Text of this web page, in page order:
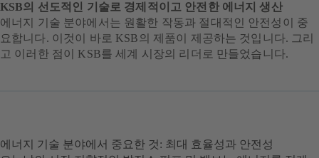
KSB의 선도적인 기술로 경제적이고 안전한 에너지 생산
에너지 기술 분야에서는 원활한 작동과 절대적인 안전성이 중
요합니다. 이것이 바로 KSB의 제품이 제공하는 것입니다. 그리
고 이러한 점이 KSB를 세계 시장의 리더로 만들었습니다.
에너지 기술 분야에서 중요한 것: 최대 효율성과 안전성